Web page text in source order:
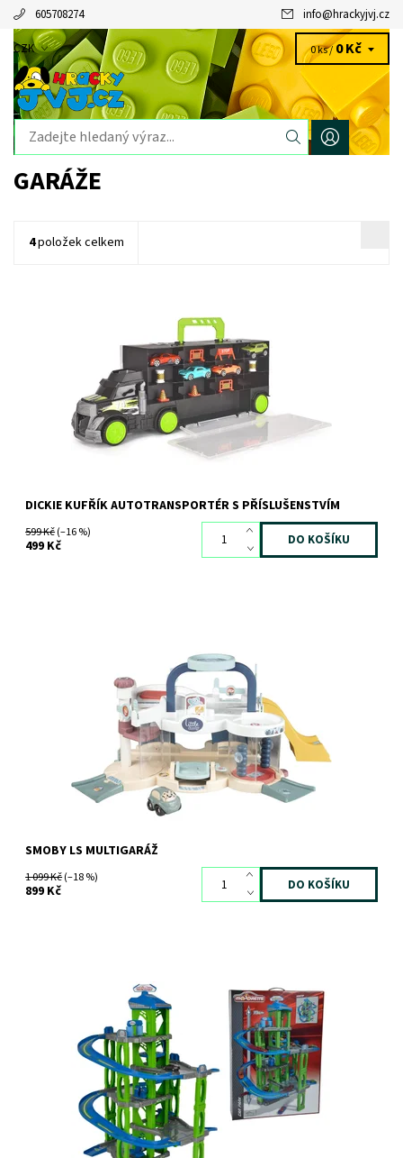
605708274 info@hrackyjvj.cz
CZK 0 ks /0 Kč
GARÁŽE
4položek celkem
>3 ks
DICKIE
DICKIE KUFŘÍK AUTOTRANSPORTÉR S PŘÍSLUŠENSTVÍM
599 Kč(–16 %)
499 Kč
3 ks
11142
SMOBY
SMOBY LS MULTIGARÁŽ
1 099 Kč(–18 %)
899 Kč
Pětipatrová garáž s manuálně ovládaným výtahem
Dostupnost:
Skladem1 ks
3750
MAJORETTE